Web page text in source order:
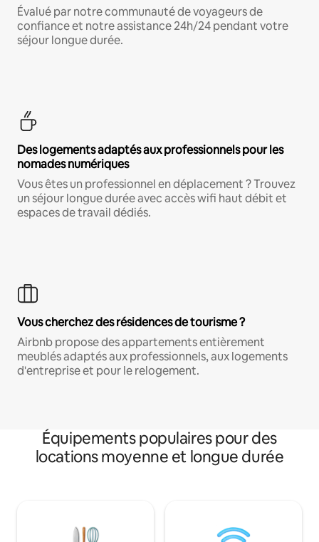
Évalué par notre communauté de voyageurs de
confiance et notre assistance 24h/24 pendant votre
séjour longue durée.
Des logements adaptés aux professionnels pour les
nomades numériques
Vous êtes un professionnel en déplacement ? Trouvez
un séjour longue durée avec accès wifi haut débit et
espaces de travail dédiés.
Vous cherchez des résidences de tourisme ?
Airbnb propose des appartements entièrement
meublés adaptés aux professionnels, aux logements
d'entreprise et pour le relogement.
Équipements populaires pour des
locations moyenne et longue durée